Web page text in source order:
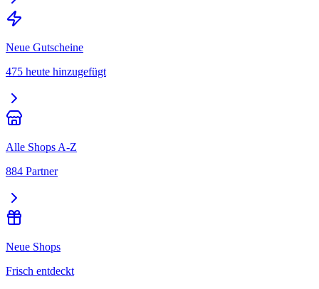
Neue Gutscheine
475 heute hinzugefügt
Alle Shops A-Z
884 Partner
Neue Shops
Frisch entdeckt